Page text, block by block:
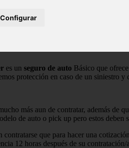
Configurar
es un seguro de auto Básico que
protección en caso de un siniestro y
más aun de contratar, además de
de auto o pick up pero estos deben
contratarse que para hacer una
12 horas después de su